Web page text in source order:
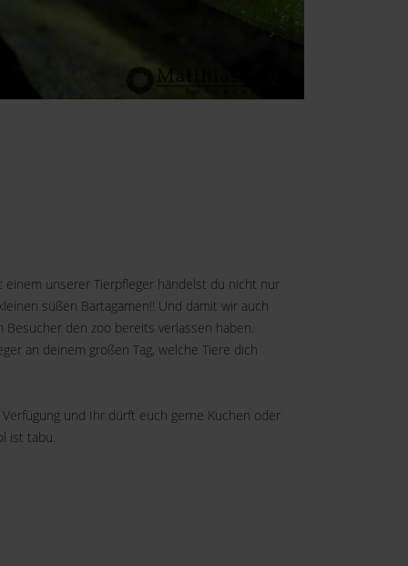
unserer Tierpfleger händelst du nicht nur
süßen Bartagamen!! Und damit wir auch
den zoo bereits verlassen haben.
an deinem großen Tag, welche Tiere dich
und Ihr dürft euch gerne Kuchen oder
ist tabu.